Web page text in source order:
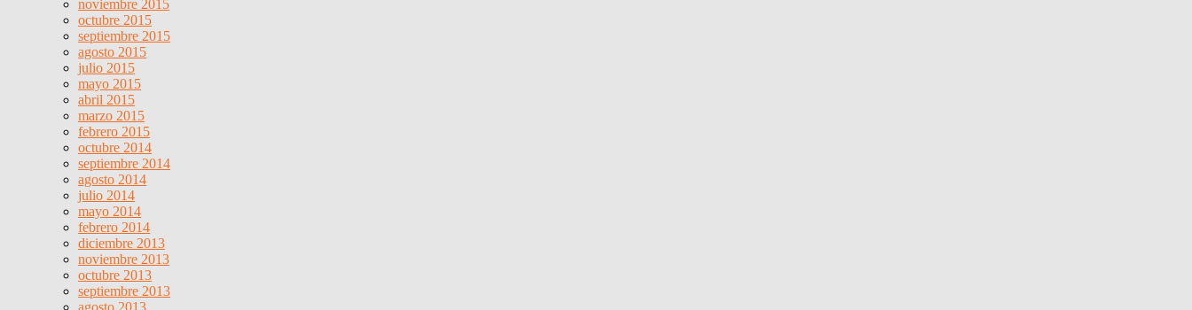
noviembre 2015
octubre 2015
septiembre 2015
agosto 2015
julio 2015
mayo 2015
abril 2015
marzo 2015
febrero 2015
octubre 2014
septiembre 2014
agosto 2014
julio 2014
mayo 2014
febrero 2014
diciembre 2013
noviembre 2013
octubre 2013
septiembre 2013
agosto 2013